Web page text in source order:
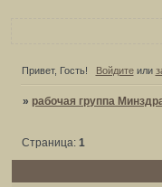
Привет, Гость! Войдитеили
» рабочая группа
Страница:1